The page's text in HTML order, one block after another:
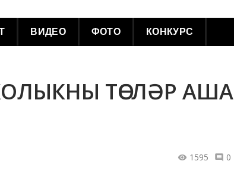
ВИДЕО ФОТО КОНКУРС
ТӨСЛӘР АША
1595 0